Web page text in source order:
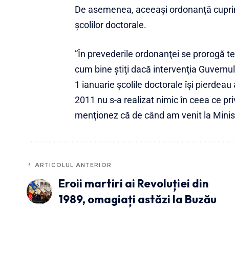
De asemenea, aceeași ordonanță
școlilor doctorale.
”În prevederile ordonanţei se prorogă
cum bine ştiţi dacă intervenţia
1 ianuarie şcolile doctorale îşi
2011 nu s-a realizat nimic în ceea ce
menţionez că de când am venit la
ARTICOLUL ANTERIOR
Eroii martiri ai Revoluției din
1989, omagiați astăzi la Buzău